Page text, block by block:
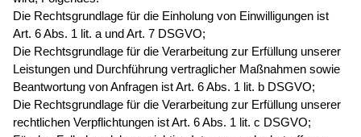
Die Rechtsgrundlage für die Einholung von Einwilligungen ist
Art. 6 Abs. 1 lit. a und Art. 7 DSGVO;
Die Rechtsgrundlage für die Verarbeitung zur Erfüllung unserer
Leistungen und Durchführung vertraglicher Maßnahmen sowie
Beantwortung von Anfragen ist Art. 6 Abs. 1 lit. b DSGVO;
Die Rechtsgrundlage für die Verarbeitung zur Erfüllung unserer
rechtlichen Verpflichtungen ist Art. 6 Abs. 1 lit. c DSGVO;